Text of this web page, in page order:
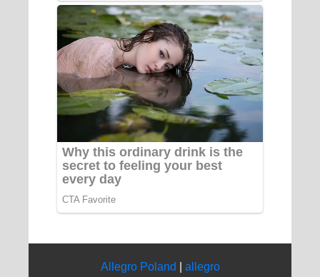
Allegro Poland allegro